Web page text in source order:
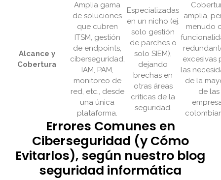
Alcance y
Cobertura
Amplia gama
de soluciones
que cubren
ITSM, gestión
de endpoints,
ciberseguridad,
IAM, PAM,
monitoreo de
red, etc., desde
una única
plataforma.
Especializadas
en un nicho (ej.
solo gestión
de parches o
solo SIEM),
dejando
brechas en
otras áreas
críticas de la
seguridad.
amplia,
menudo
excesivas
las
de la
de las
Errores Comunes en
Ciberseguridad (y Cómo
Evitarlos), según nuestro blog
seguridad informática